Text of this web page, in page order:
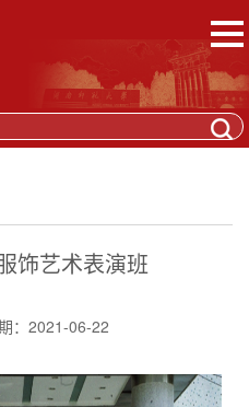
饰艺术表演班
：2021-06-22